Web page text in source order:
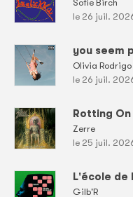
Sofie Birch
le 26 juil.
you seem
Olivia Rodrigo
le 26 juil.
Rotting
Zerre
le 25 juil.
L'école de
Gilb'R